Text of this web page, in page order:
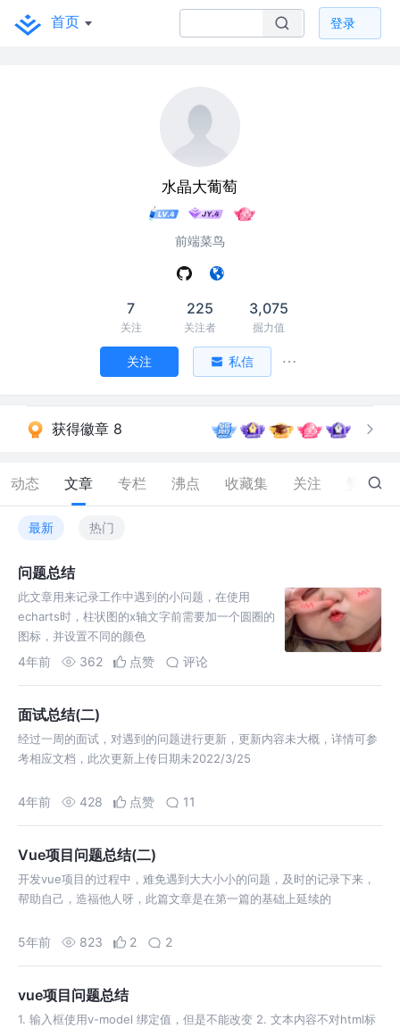
首页 登录
水晶大葡萄
前端菜鸟
7
关注
225
关注者
3,075
掘力值
关注 私信
获得徽章 8
动态 文章 专栏 沸点 收藏集 关注 61
最新 热门
问题总结
此文章用来记录工作中遇到的小问题，在使用
echarts时，柱状图的x轴文字前需要加一个圆圈的
图标，并设置不同的颜色
4年前 362 点赞 评论
面试总结(二)
经过一周的面试，对遇到的问题进行更新，更新内容未大概，详情可参
考相应文档，此次更新上传日期未2022/3/25
4年前 428 点赞 11
Vue项目问题总结(二)
开发vue项目的过程中，难免遇到大大小小的问题，及时的记录下来，
帮助自己，造福他人呀，此篇文章是在第一篇的基础上延续的
5年前 823 2 2
vue项目问题总结
1. 输入框使用v-model 绑定值，但是不能改变 2. 文本内容不对html标